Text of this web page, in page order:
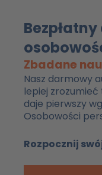
Zbadane
Nasz darmowy
lepiej zrozumieć
daje pierwszy
Osobowości
Rozpocznij